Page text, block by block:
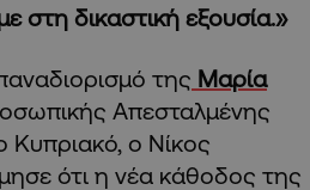
στη δικαστική εξουσία.»
της Μαρία
Απεσταλμένης
Κυπριακό, ο Νίκος
ότι η νέα κάθοδος της